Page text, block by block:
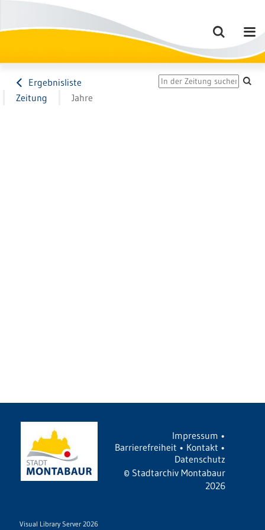
Ergebnisliste
Zeitung
Jahre
Impressum •
Barrierefreiheit • Kontakt •
Datenschutz
© Stadtarchiv Montabaur
2026
Visual Library Server 2026